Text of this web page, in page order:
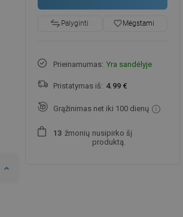
Palyginti favorite_borderMėgstami
Prieinamumas: Yra sandėlyje
Pristatymas iš: 4.99 €
Grąžinimas net iki 100 dienų
1 3 žmonių nusipirko šį
produktą.